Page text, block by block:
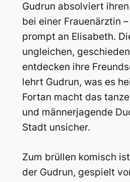
Gudrun absolviert
bei einer Frauenärztin
prompt an Elisabeth.
ungleichen,
entdecken ihre
lehrt Gudrun, was es
Fortan macht das
und männerjagende
Stadt unsicher.
Zum brüllen komisch
der Gudrun, gespielt